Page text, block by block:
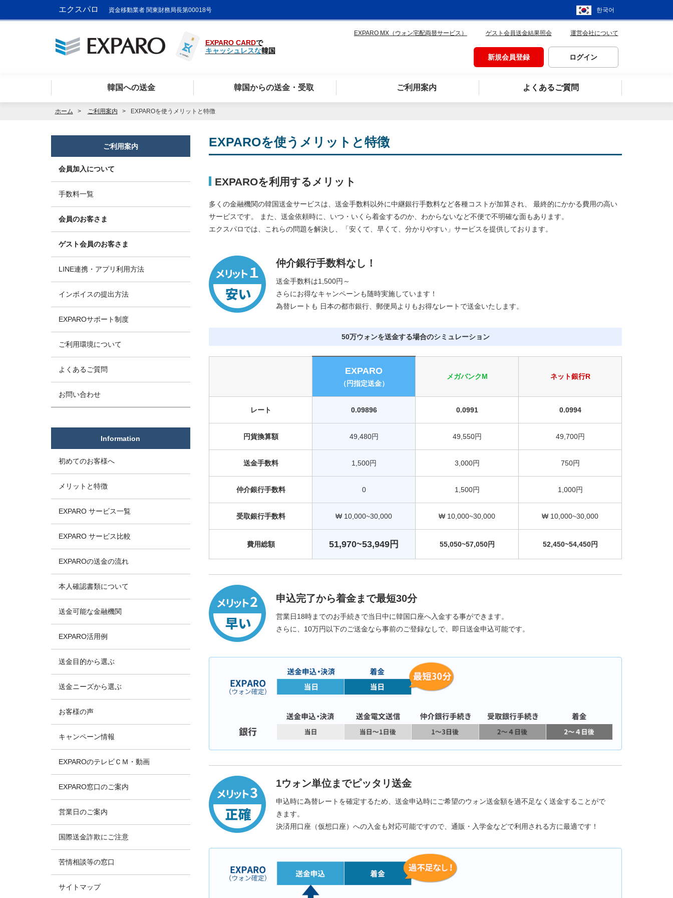
エクスパロ 資金移動業者 関東財務局長第00018号 한국어
EXPARO CARDで
キャッシュレスな韓国
EXPARO MX（ウォン宅配両替サービス） ゲスト会員送金結果照会 運営会社について
新規会員登録 ログイン
韓国への送金 韓国からの送金・受取 ご利用案内 よくあるご質問
ホーム ご利用案内 EXPAROを使うメリットと特徴
EXPAROを使うメリットと特徴
EXPAROを利用するメリット
多くの金融機関の韓国送金サービスは、送金手数料以外に中継銀行手数料など各種コストが加算され、 最終的にかかる費用の高い
サービスです。 また、送金依頼時に、いつ・いくら着金するのか、わからないなど不便で不明確な面もあります。
エクスパロでは、これらの問題を解決し、「安くて、早くて、分かりやすい」サービスを提供しております。
仲介銀行手数料なし！
送金手数料は1,500円～
さらにお得なキャンペーンも随時実施しています！
為替レートも 日本の都市銀行、郵便局よりもお得なレートで送金いたします。
50万ウォンを送金する場合のシミュレーション
EXPARO
（円指定送金）
メガバンクM ネット銀行R
レート 0.09896 0.0991 0.0994
円貨換算額 49,480円 49,550円 49,700円
送金手数料 1,500円 3,000円 750円
仲介銀行手数料 0 1,500円 1,000円
受取銀行手数料 ₩ 10,000~30,000 ₩ 10,000~30,000 ₩ 10,000~30,000
費用総額 51,970~53,949円 55,050~57,050円 52,450~54,450円
申込完了から着金まで最短30分
営業日18時までのお手続きで当日中に韓国口座へ入金する事ができます。
さらに、10万円以下のご送金なら事前のご登録なしで、即日送金申込可能です。
1ウォン単位までピッタリ送金
申込時に為替レートを確定するため、送金申込時にご希望のウォン送金額を過不足なく送金することがで
きます。
決済用口座（仮想口座）への入金も対応可能ですので、通販・入学金などで利用される方に最適です！
ご利用案内
会員加入について
手数料一覧
会員のお客さま
ゲスト会員のお客さま
LINE連携・アプリ利用方法
インボイスの提出方法
EXPAROサポート制度
ご利用環境について
よくあるご質問
お問い合わせ
Information
初めてのお客様へ
メリットと特徴
EXPARO サービス一覧
EXPARO サービス比較
EXPAROの送金の流れ
本人確認書類について
送金可能な金融機関
EXPARO活用例
送金目的から選ぶ
送金ニーズから選ぶ
お客様の声
キャンペーン情報
EXPAROのテレビＣＭ・動画
EXPARO窓口のご案内
営業日のご案内
国際送金詐欺にご注意
苦情相談等の窓口
サイトマップ